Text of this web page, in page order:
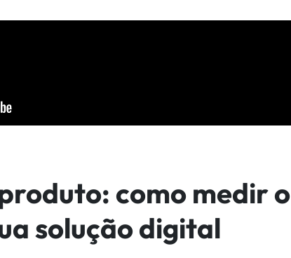
como medir o
solução digital